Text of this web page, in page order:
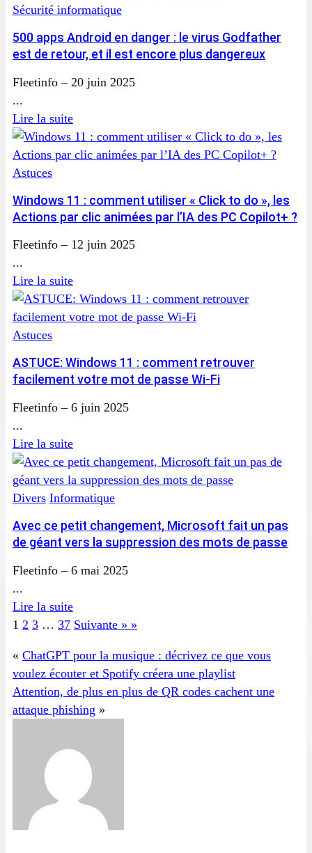
Sécurité informatique
500 apps Android en danger : le virus Godfather
est de retour, et il est encore plus dangereux
Fleetinfo – 20 juin 2025
...
Lire la suite
Astuces
Windows 11 : comment utiliser « Click to do », les
Actions par clic animées par l’IA des PC Copilot+ ?
Fleetinfo – 12 juin 2025
...
Lire la suite
Astuces
ASTUCE: Windows 11 : comment retrouver
facilement votre mot de passe Wi-Fi
Fleetinfo – 6 juin 2025
...
Lire la suite
Divers Informatique
Avec ce petit changement, Microsoft fait un pas
de géant vers la suppression des mots de passe
Fleetinfo – 6 mai 2025
...
Lire la suite
1 2 3 … 37 Suivante » »
« ChatGPT pour la musique : décrivez ce que vous
voulez écouter et Spotify créera une playlist
Attention, de plus en plus de QR codes cachent une
attaque phishing »